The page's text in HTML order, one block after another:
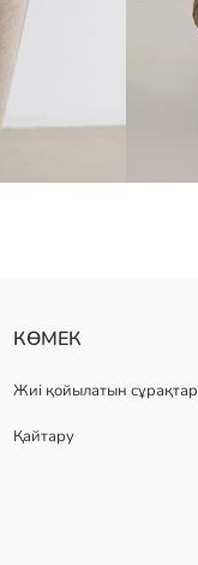
КӨМЕК
Жиі қойылатын сұрақтар
Қайтару